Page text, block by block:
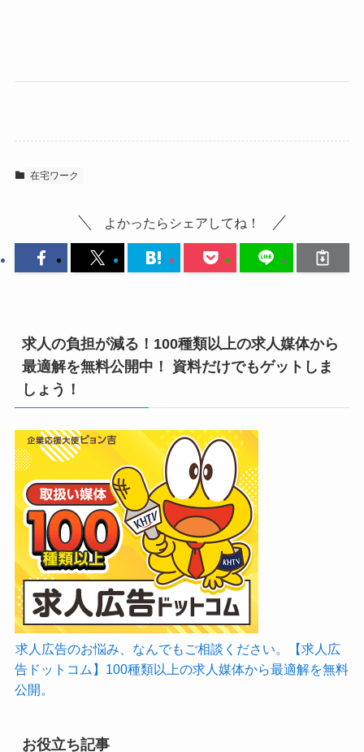
在宅ワーク
よかったらシェアしてね！
求人の負担が減る！100種類以上の求人媒体から
最適解を無料公開中！ 資料だけでもゲットしま
しょう！
求人広告のお悩み、なんでもご相談ください。【求人広
告ドットコム】100種類以上の求人媒体から最適解を無料
公開。
お役立ち記事